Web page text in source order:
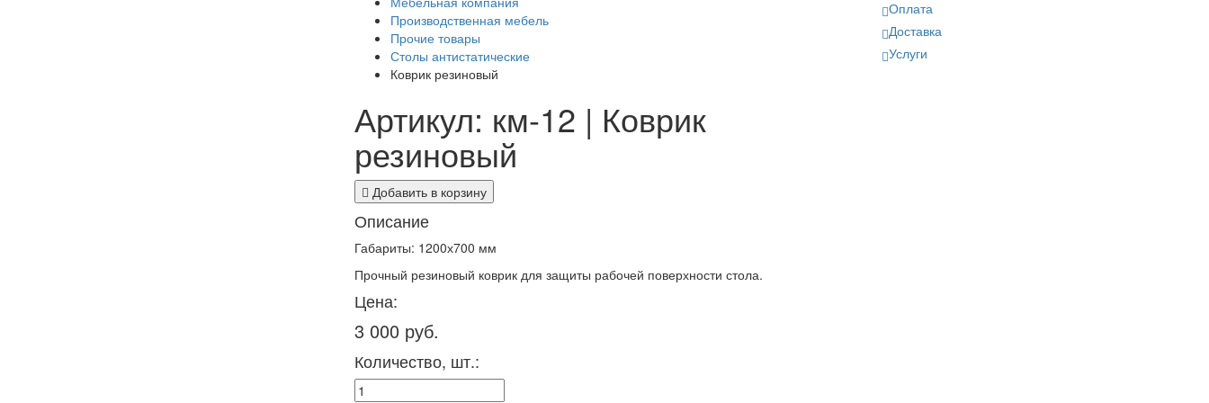
Производственная мебель
Прочие товары
Столы антистатические
Коврик резиновый
Артикул: км-12 | Коврик
резиновый
Добавить в корзину
Описание
Габариты: 1200х700 мм
Прочный резиновый коврик для защиты рабочей поверхности стола.
Цена:
3 000 руб.
Количество, шт.:
Оплата
Доставка
Услуги